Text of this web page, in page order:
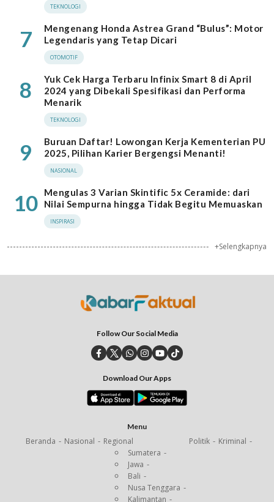
TEKNOLOGI
7
Mengenang Honda Astrea Grand “Bulus”: Motor
Legendaris yang Tetap Dicari
OTOMOTIF
8
Yuk Cek Harga Terbaru Infinix Smart 8 di April
2024 yang Dibekali Spesifikasi dan Performa
Menarik
TEKNOLOGI
9
Buruan Daftar! Lowongan Kerja Kementerian PU
2025, Pilihan Karier Bergengsi Menanti!
NASIONAL
10
Mengulas 3 Varian Skintific 5x Ceramide: dari
Nilai Sempurna hingga Tidak Begitu Memuaskan
INSPIRASI
+Selengkapnya
Follow Our Social Media
Download Our Apps
Menu
Beranda Nasional
Regional
Sumatera
Jawa
Bali
Nusa Tenggara
Kalimantan
Politik Kriminal